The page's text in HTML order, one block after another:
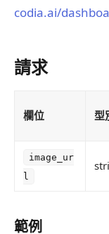
codia.ai/
請求
欄位 型
image_ur
l
範例